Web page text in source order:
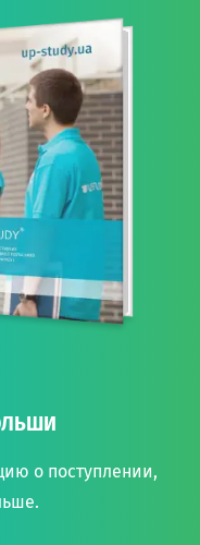
о поступлении,